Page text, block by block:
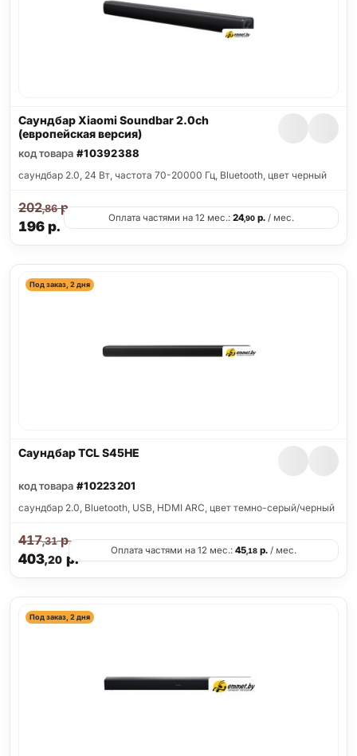
Саундбар Xiaomi Soundbar 2.0ch
(европейская версия)
код товара #10392388
саундбар 2.0, 24 Вт, частота 70-20000 Гц, Bluetooth, цвет черный
196р.
202,86р.
Оплата частями на 12 мес.: 24,90р./ мес.
Под заказ, 2 дня
Саундбар TCL S45HE
код товара #10223201
саундбар 2.0, Bluetooth, USB, HDMI ARC, цвет темно-серый/черный
403,20р.
417,31р.
Оплата частями на 12 мес.: 45,18 р. / мес.
Под заказ, 2 дня